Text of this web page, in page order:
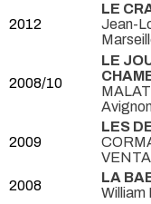
2012
LE
Jean-
2008/10
LE
2009
LES
2008
LA
William